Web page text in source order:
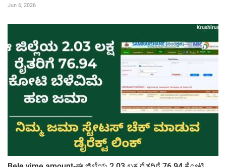
Jun 6, 2026